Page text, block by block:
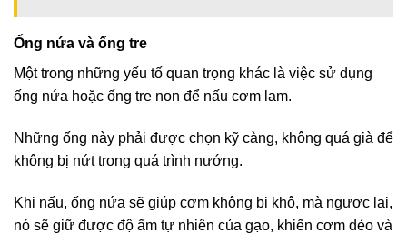
Ống nứa và ống tre
Một trong những yếu tố quan trọng khác là việc sử dụng
ống nứa hoặc ống tre non để nấu cơm lam.
Những ống này phải được chọn kỹ càng, không quá già để
không bị nứt trong quá trình nướng.
Khi nấu, ống nứa sẽ giúp cơm không bị khô, mà ngược lại,
nó sẽ giữ được độ ẩm tự nhiên của gạo, khiến cơm dẻo và